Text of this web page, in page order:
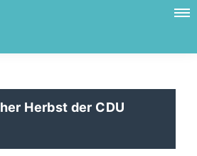
Herbst der CDU